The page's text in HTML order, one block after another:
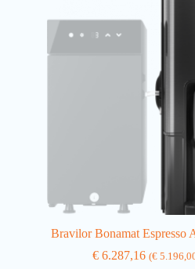
Bravilor Bonamat Espresso
€6.287,16 (€